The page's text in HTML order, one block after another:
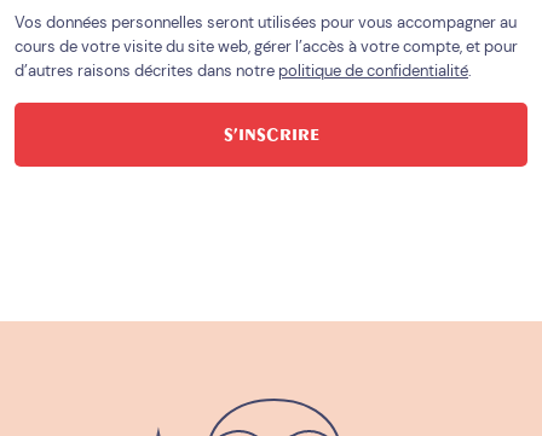
Vos données personnelles seront utilisées pour vous accompagner au
cours de votre visite du site web, gérer l’accès à votre compte, et pour
d’autres raisons décrites dans notre politique de confidentialité.
S’INSCRIRE